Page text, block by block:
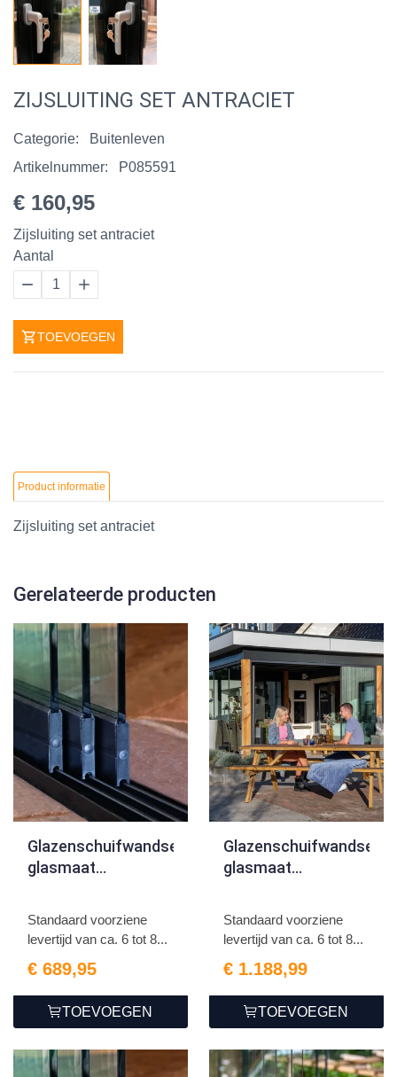
ZIJSLUITING SET ANTRACIET
Categorie:
Buitenleven
Artikelnummer:
P085591
€ 160,95
Zijsluiting set antraciet
Aantal
1
TOEVOEGEN
Product informatie
Zijsluiting set antraciet
Gerelateerde producten
Glazenschuifwandset,
glasmaat
3-sporig antraciet
Standaard voorziene
levertijd van ca. 6 tot 8...
€ 689,95
TOEVOEGEN
Glazenschuifwandset,
glasmaat
5-sporig antraciet
Standaard voorziene
levertijd van ca. 6 tot 8...
€ 1.188,99
TOEVOEGEN